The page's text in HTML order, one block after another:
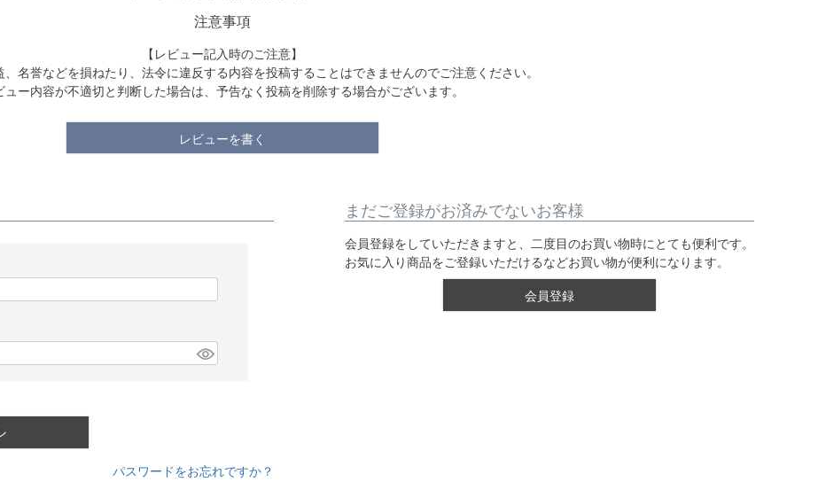
注意事項
【レビュー記入時のご注意】
名誉などを損ねたり、法令に違反する内容を投稿することはできませんのでご注意ください。
ュー内容が不適切と判断した場合は、予告なく投稿を削除する場合がございます。
レビューを書く
パスワードをお忘れですか？
まだご登録がお済みでないお客様
会員登録をしていただきますと、二度目のお買い物時にとても便利です。
お気に入り商品をご登録いただけるなどお買い物が便利になります。
会員登録